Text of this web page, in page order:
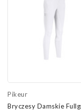
Pikeur
Bryczesy Damskie